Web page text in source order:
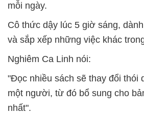
mỗi ngày.
Cô thức dậy lúc 5 giờ sáng,
và sắp xếp những việc khác
Nghiêm Ca Linh nói:
"Đọc nhiều sách sẽ thay đổi thói
một người, từ đó bổ sung cho
nhất".